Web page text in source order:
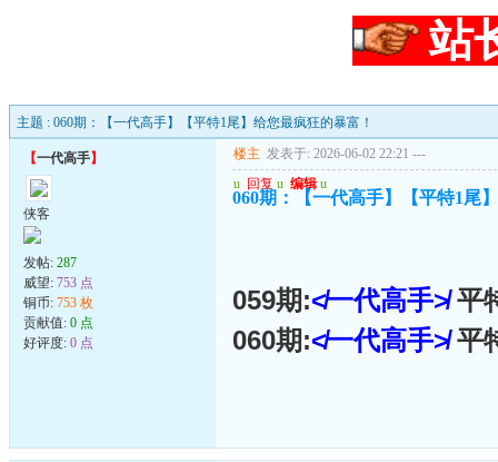
站
主题 : 060期：【一代高手】【平特1尾】给您最疯狂的暴富！
【一代高手】
侠客
发帖: 287
威望: 753 点
铜币: 753 枚
贡献值: 0 点
好评度: 0 点
楼主 发表于: 2026-06-02 22:21 ---
u 回复 u 编辑 u
060期：【一代高手】【平特1尾
059期:≮一代高手≯平
060期:≮一代高手≯平